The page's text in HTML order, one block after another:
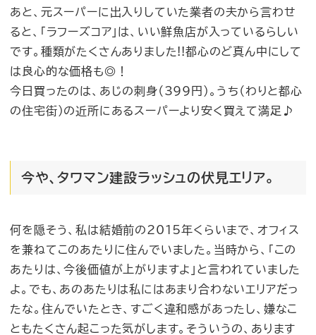
あと、元スーパーに出入りしていた業者の夫から言わせ
ると、「ラフーズコア」は、いい鮮魚店が入っているらしい
です。種類がたくさんありました!!都心のど真ん中にして
は良心的な価格も◎！
今日買ったのは、あじの刺身（399円）。うち（わりと都心
の住宅街）の近所にあるスーパーより安く買えて満足♪
今や、タワマン建設ラッシュの伏見エリア。
何を隠そう、私は結婚前の2015年くらいまで、オフィス
を兼ねてこのあたりに住んでいました。当時から、「この
あたりは、今後価値が上がりますよ」と言われていました
よ。でも、あのあたりは私にはあまり合わないエリアだっ
たな。住んでいたとき、すごく違和感があったし、嫌なこ
ともたくさん起こった気がします。そういうの、あります